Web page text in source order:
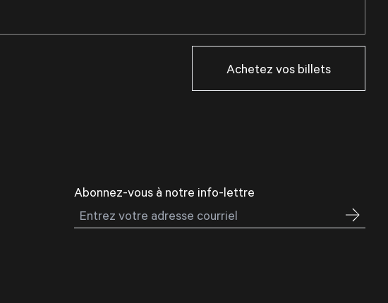
Achetez vos billets
Abonnez-vous à notre info-lettre
Courriel